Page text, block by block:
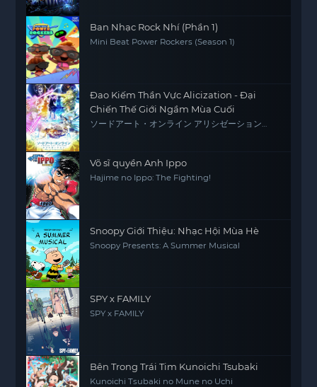
Ban Nhạc Rock Nhí (Phần 1)
Mini Beat Power Rockers (Season 1)
Đao Kiếm Thần Vực Alicization - Đại
Chiến Thế Giới Ngầm Mùa Cuối
ソードアート・オンライン アリシゼーション
Võ sĩ quyền Anh Ippo
Hajime no Ippo: The Fighting!
Snoopy Giới Thiệu: Nhạc Hội Mùa Hè
Snoopy Presents: A Summer Musical
SPY x FAMILY
SPY x FAMILY
Bên Trong Trái Tim Kunoichi Tsubaki
Kunoichi Tsubaki no Mune no Uchi